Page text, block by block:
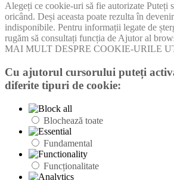
Alegeți ce cookie-uri să fie autorizate Puteți
oricând. Deși aceasta poate rezulta în
indisponibile. Pentru informații legate de
rugăm să consultați funcția de Ajutor al
MAI MULT DESPRE COOKIE-URILE
Cu ajutorul cursorului puteți
diferite tipuri de cookie:
Blochează toate
Fundamental
Funcționalitate